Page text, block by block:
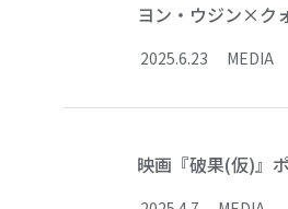
ヨン・ウジン×ク
2025.6.23 MEDIA
映画『破果(仮)』